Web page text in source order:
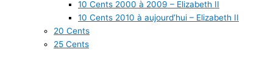
10 Cents 2000 à 2009 – Elizabeth II
10 Cents 2010 à aujourd’hui – Elizabeth II
20 Cents
25 Cents